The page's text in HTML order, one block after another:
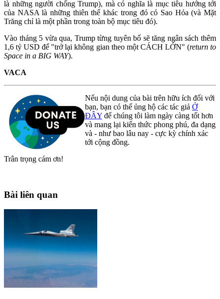
là những người chống Trump), mà có nghĩa là mục tiêu hướng tới
của NASA là những thiên thể khác trong đó có Sao Hỏa (và Mặt
Trăng chỉ là một phần trong toàn bộ mục tiêu đó).
Vào tháng 5 vừa qua, Trump từng tuyên bố sẽ tăng ngân sách thêm
1,6 tỷ USD để "trở lại không gian theo một CÁCH LỚN" (return to
Space in a BIG WAY).
VACA
Nếu nội dung của bài trên hữu ích đối với
bạn, bạn có thể ủng hộ các tác giả Ở
ĐÂY để chúng tôi làm ngày càng tốt hơn
và mang lại kiến thức phong phú, đa dạng
và - như bao lâu nay - cực kỳ chính xác
tới cộng đồng.
Trân trọng cám ơn!
Bài liên quan